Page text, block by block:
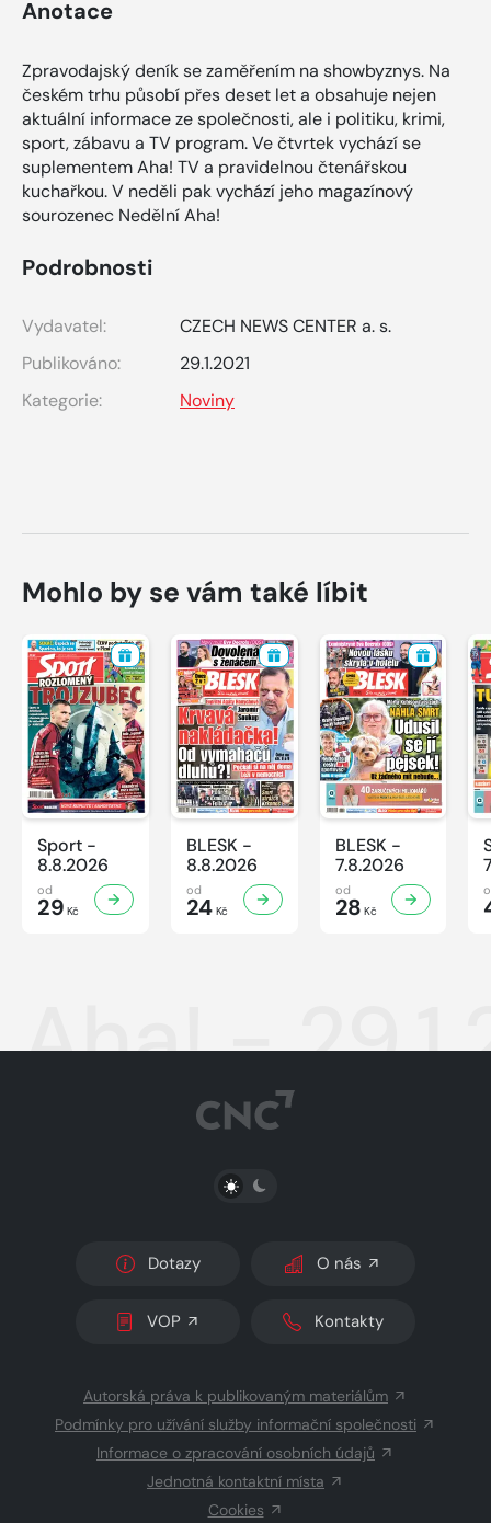
Anotace
Zpravodajský deník se zaměřením na showbyznys. Na
českém trhu působí přes deset let a obsahuje nejen
aktuální informace ze společnosti, ale i politiku, krimi,
sport, zábavu a TV program. Ve čtvrtek vychází se
suplementem Aha! TV a pravidelnou čtenářskou
kuchařkou. V neděli pak vychází jeho magazínový
sourozenec Nedělní Aha!
Podrobnosti
Vydavatel:
CZECH NEWS CENTER a. s.
Publikováno:
29.1.2021
Kategorie:
Noviny
Mohlo by se vám také líbit
Sport -
8.8.2026
od
29 Kč
BLESK -
8.8.2026
od
24Kč
BLESK -
7.8.2026
od
28 Kč
Aha! -
PŘEPNOUT SVĚTLÝ/TMAVÝ REŽIM
Dotazy O nás
VOP Kontakty
Autorská práva k publikovaným materiálům
Podmínky pro užívání služby informační společnosti
Informace o zpracování osobních údajů
Jednotná kontaktní místa
Cookies